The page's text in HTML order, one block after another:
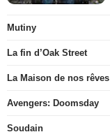
Mutiny
La fin d’Oak Street
La Maison de nos rêves
Avengers: Doomsday
Soudain